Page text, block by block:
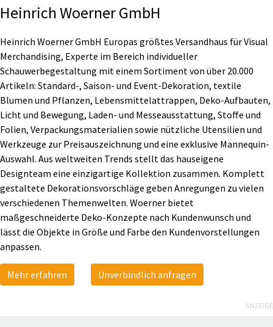
Heinrich Woerner GmbH
Heinrich Woerner GmbH Europas größtes Versandhaus für Visual
Merchandising, Experte im Bereich individueller
Schauwerbegestaltung mit einem Sortiment von über 20.000
Artikeln: Standard-, Saison- und Event-Dekoration, textile
Blumen und Pflanzen, Lebensmittelattrappen, Deko-Aufbauten,
Licht und Bewegung, Laden- und Messeausstattung, Stoffe und
Folien, Verpackungsmaterialien sowie nützliche Utensilien und
Werkzeuge zur Preisauszeichnung und eine exklusive Mannequin-
Auswahl. Aus weltweiten Trends stellt das hauseigene
Designteam eine einzigartige Kollektion zusammen. Komplett
gestaltete Dekorationsvorschläge geben Anregungen zu vielen
verschiedenen Themenwelten. Woerner bietet
maßgeschneiderte Deko-Konzepte nach Kundenwunsch und
lässt die Objekte in Größe und Farbe den Kundenvorstellungen
anpassen.
Mehr erfahren Unverbindlich anfragen
ANZEIGE